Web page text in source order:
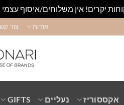
יקרים! אין משלוחים/איסוף עצמי בין
אודות צור
אקססוריז נעליים GIFTS